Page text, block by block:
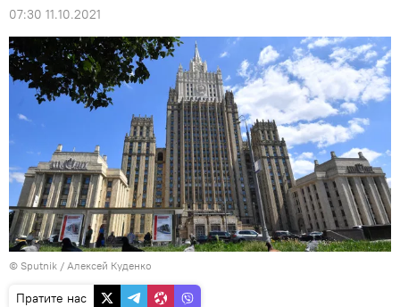
07:30 11.10.2021
© Sputnik / Алексей Куденко
Пратите нас